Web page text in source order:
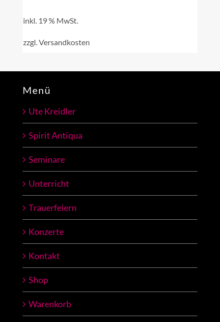
inkl. 19 % MwSt.
zzgl.Versandkosten
Menü
Ute Kreidler
Spirit Antiqua
Seminare
Unterricht
Trauerfeiern
Konzerte
Kontakt
Shop
Warenkorb